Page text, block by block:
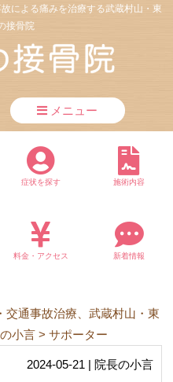
による痛みを治療する武蔵村山・東
接骨院
メニュー
症状を探す 施術内容
料金・アクセス 新着情報
交通事故治療、武蔵村山・東
小言 > サポーター
2024-05-21 | 院長の小言